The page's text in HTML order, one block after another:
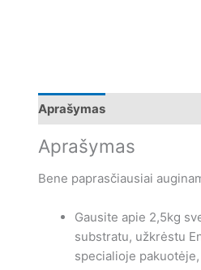
Aprašymas
Aprašymas
Bene paprasčiausiai
Gausite apie 2,5kg
substratu, užkrėstu
specialioje